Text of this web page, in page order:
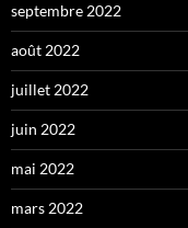
septembre 2022
août 2022
juillet 2022
juin 2022
mai 2022
mars 2022